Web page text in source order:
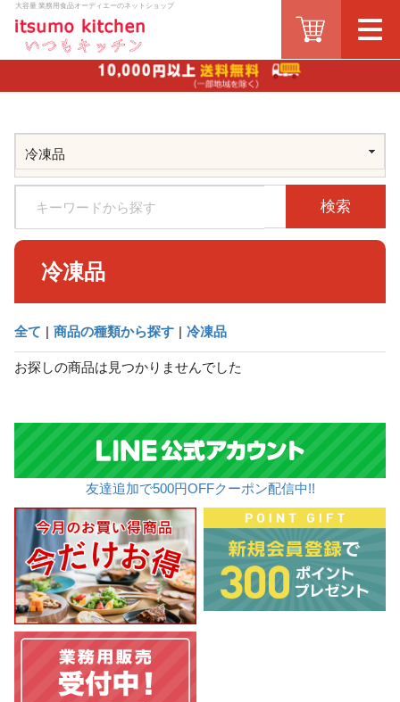
大容量 業務用食品オーディエーのネットショップ
検索
冷凍品
全て | 商品の種類から探す | 冷凍品
お探しの商品は見つかりませんでした
友達追加で500円OFFクーポン配信中!!